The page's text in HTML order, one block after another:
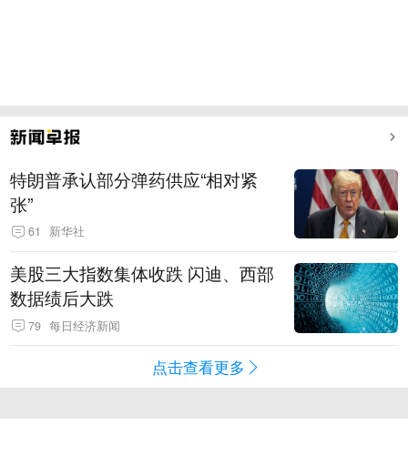
特朗普承认部分弹药供应“相对紧
张”
61 新华社
美股三大指数集体收跌 闪迪、西部
数据绩后大跌
79 每日经济新闻
点击查看更多